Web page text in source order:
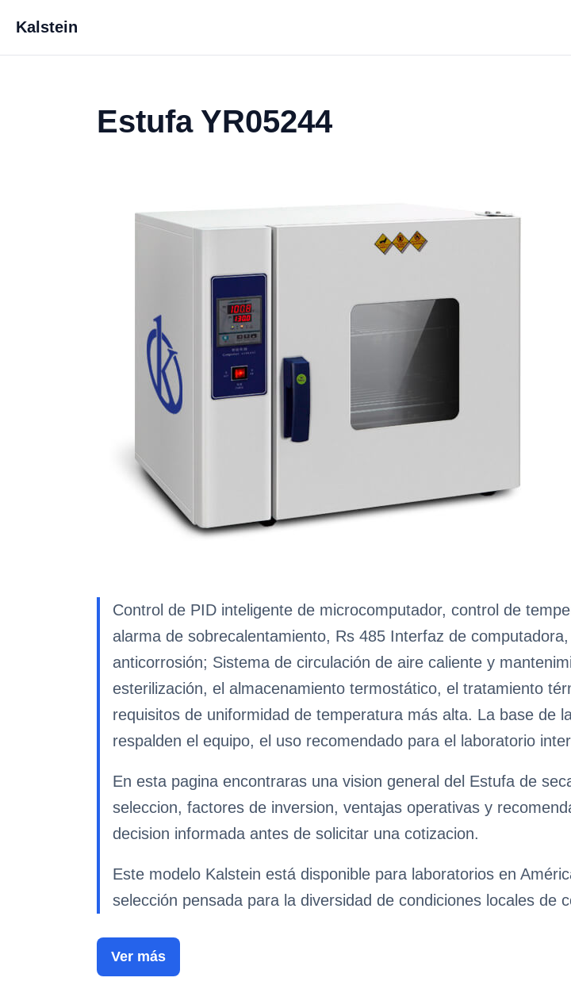
Kalstein
Estufa YR05244
Control de PID inteligente de microcomputador, control de
alarma de sobrecalentamiento, Rs 485 Interfaz de
anticorrosión; Sistema de circulación de aire caliente y
esterilización, el almacenamiento termostático, el tratamiento
requisitos de uniformidad de temperatura más alta. La base de
respalden el equipo, el uso recomendado para el laboratorio
En esta pagina encontraras una vision general del Estufa de
seleccion, factores de inversion, ventajas operativas y
decision informada antes de solicitar una cotizacion.
Este modelo Kalstein está disponible para laboratorios en
selección pensada para la diversidad de condiciones locales de
Ver más